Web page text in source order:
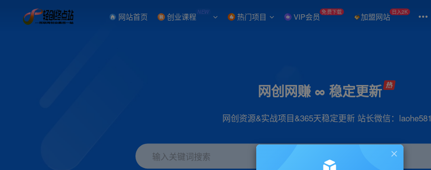
网站首页 创业课程 NEW 热门项目 VIP会员 免费下载 加盟网站 日入2K
网创网赚 ∞ 稳定更新
网创资源&实战项目&365天稳定更新 站长微信：laohe581
输入关键词搜索